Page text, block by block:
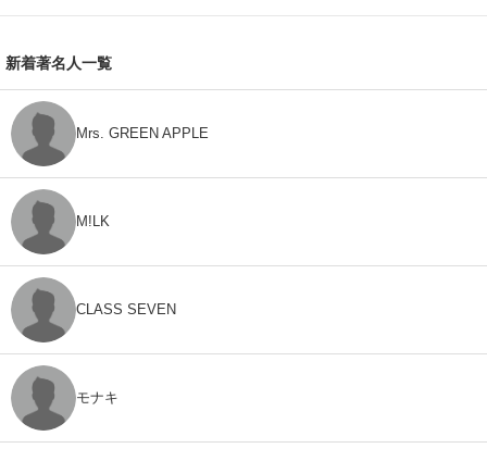
新着著名人一覧
Mrs. GREEN APPLE
M!LK
CLASS SEVEN
モナキ